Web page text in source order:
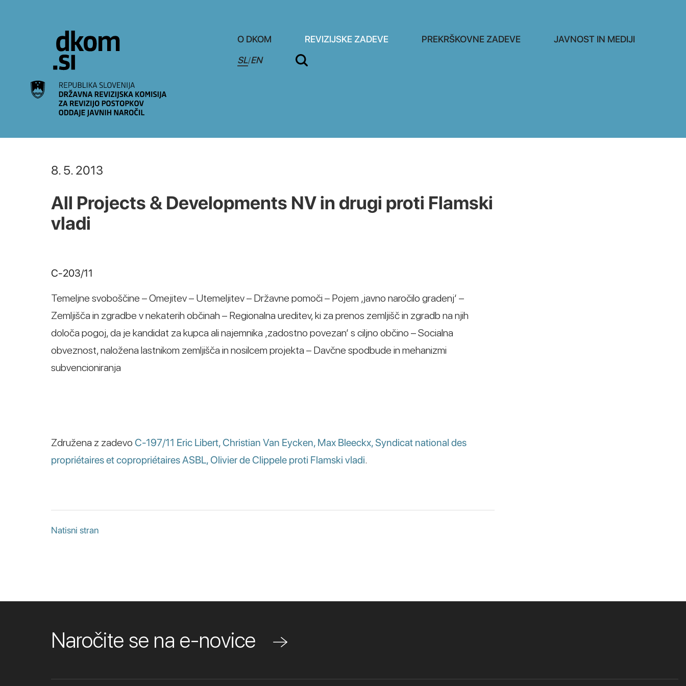
O DKOM REVIZIJSKE ZADEVE PREKRŠKOVNE ZADEVE
JAVNOST IN MEDIJI
SL/EN
8. 5. 2013
All Projects & Developments NV in drugi proti Flamski
vladi
C-203/11
Temeljne svoboščine – Omejitev – Utemeljitev – Državne pomoči – Pojem ‚javno naročilo gradenj‘ –
Zemljišča in zgradbe v nekaterih občinah – Regionalna ureditev, ki za prenos zemljišč in zgradb na njih
določa pogoj, da je kandidat za kupca ali najemnika ‚zadostno povezan‘ s ciljno občino – Socialna
obveznost, naložena lastnikom zemljišča in nosilcem projekta – Davčne spodbude in mehanizmi
subvencioniranja
Združena z zadevo C-197/11 Eric Libert, Christian Van Eycken, Max Bleeckx, Syndicat national des
propriétaires et copropriétaires ASBL, Olivier de Clippele proti Flamski vladi.
Natisni stran
Naročite se na e-novice